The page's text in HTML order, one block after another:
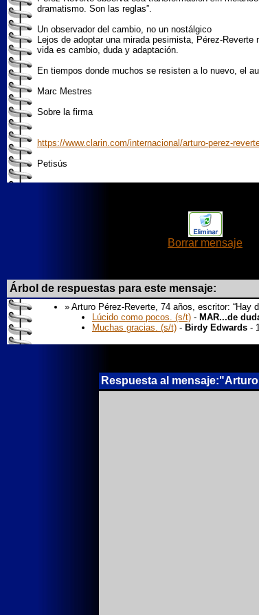
dramatismo. Son las reglas”.
Un observador del cambio, no un nostálgico
Lejos de adoptar una mirada pesimista, Pérez-
vida es cambio, duda y adaptación.
En tiempos donde muchos se resisten a lo nuevo, el
Marc Mestres
Sobre la firma
https://www.clarin.com/internacional/arturo-perez-
Petisús
Borrar mensaje
Árbol de respuestas para este mensaje:
» Arturo Pérez-Reverte, 74 años, escritor:
Lúcido como pocos. (s/t) - MAR...de
Muchas gracias. (s/t) - Birdy Edwards -
Respuesta al